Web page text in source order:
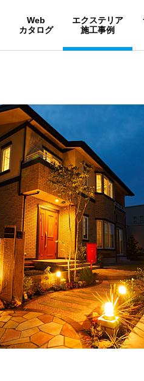
Web
カタログ
エクステリア
施工事例